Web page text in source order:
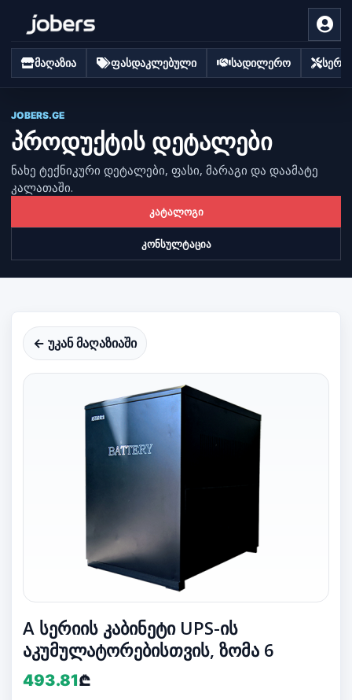
მაღაზია ფასდაკლებული სადილერო
JOBERS.GE
პროდუქტის დეტალები
ნახე ტექნიკური დეტალები, ფასი, მარაგი და დაამატე
კალათაში.
კატალოგი
კონსულტაცია
← უკან მაღაზიაში
A სერიის კაბინეტი UPS-ის
აკუმულატორებისთვის, ზომა 6
493.81₾